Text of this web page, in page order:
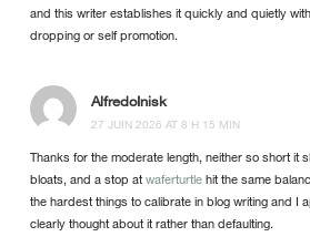
and this writer establishes it quickly and quietly
dropping or self promotion.
AlfredoInisk
27 JUIN 2026 AT 8 H 15 MIN
Thanks for the moderate length, neither so short it
bloats, and a stop atwaferturtlehit the same
the hardest things to calibrate in blog writing and I
clearly thought about it rather than defaulting.